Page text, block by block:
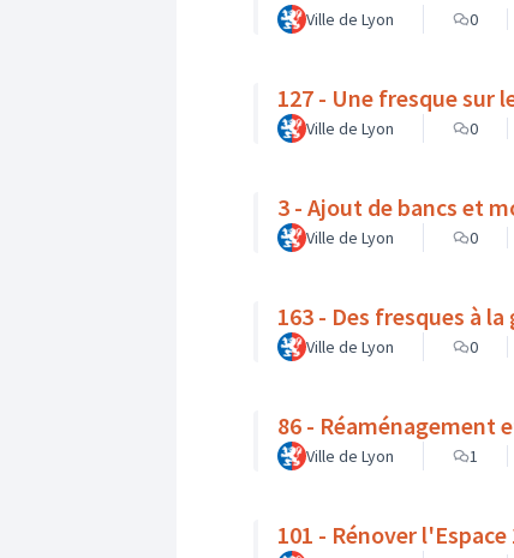
Ville de Lyon 0
127 - Une fresque sur
Ville de Lyon 0
3 - Ajout de bancs et
Ville de Lyon 0
163 - Des fresques à la
Ville de Lyon 0
86 - Réaménagement
Ville de Lyon 1
101 - Rénover